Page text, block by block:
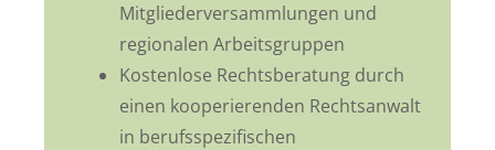
Mitgliederversammlungen und
regionalen Arbeitsgruppen
Kostenlose Rechtsberatung durch
einen kooperierenden Rechtsanwalt
in berufsspezifischen